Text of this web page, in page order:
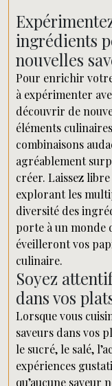
ingrédients
nouvelles
Pour enrichir
à expérimenter
découvrir de
éléments
combinaisons
agréablement
créer. Laissez
explorant les
diversité des
porte à un monde
éveilleront vos
culinaire.
Soyez
dans vos
Lorsque vous
saveurs dans vos
le sucré, le salé,
expériences
qu’aucune saveur